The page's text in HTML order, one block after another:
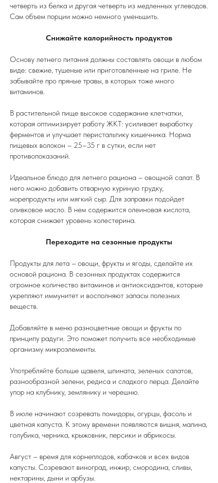
четверть из белка и другая четверть из медленных углеводов.
Сам объем порции можно немного уменьшить.
Снижайте калорийность продуктов
Основу летнего питания должны составлять овощи в любом
виде: свежие, тушеные или приготовленные на гриле. Не
забывайте про пряные травы, в которых тоже много
витаминов.
В растительной пище высокое содержание клетчатки,
которая оптимизирует работу ЖКТ: усиливает выработку
ферментов и улучшает перистальтику кишечника. Норма
пищевых волокон – 25–35 г в сутки, если нет
противопоказаний.
Идеальное блюдо для летнего рациона – овощной салат. В
него можно добавить отварную куриную грудку,
морепродукты или мягкий сыр. Для заправки подойдет
оливковое масло. В нем содержится олеиновая кислота,
которая снижает уровень холестерина.
Переходите на сезонные продукты
Продукты для лета – овощи, фрукты и ягоды, сделайте их
основой рациона. В сезонных продуктах содержится
огромное количество витаминов и антиоксидантов, которые
укрепляют иммунитет и восполняют запасы полезных
веществ.
Добавляйте в меню разноцветные овощи и фрукты по
принципу радуги. Это поможет получить все необходимые
организму микроэлементы.
Употребляйте больше щавеля, шпината, зеленых салатов,
разнообразной зелени, редиса и сладкого перца. Делайте
упор на клубнику, землянику и черешню.
В июле начинают созревать помидоры, огурцы, фасоль и
цветная капуста. К этому времени появляются вишня, малина,
голубика, черника, крыжовник, персики и абрикосы.
Август – время для корнеплодов, кабачков и всех видов
капусты. Созревают виноград, инжир, смородина, сливы,
нектарины, дыни и арбузы.